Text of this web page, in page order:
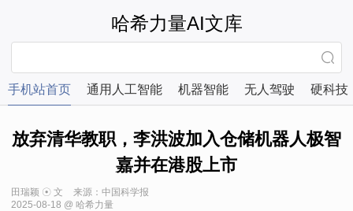
哈希力量AI文库
手机站首页 通用人工智能 机器智能 无人驾驶 硬科技
放弃清华教职，李洪波加入仓储机器人极智
嘉并在港股上市
田瑞颖 ☉ 文
来源：中国科学报
2025-08-18 @ 哈希力量